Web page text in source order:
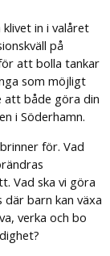
in i valåret
på
att bolla tankar
som möjligt
både göra din
i Söderhamn.
för. Vad
Vad ska vi göra
barn kan växa
verka och bo